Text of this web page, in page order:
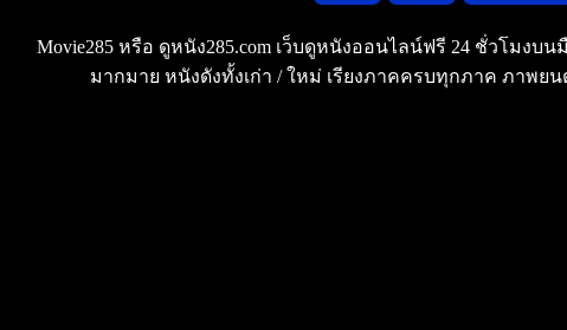
Movie285 หรือ ดูหนัง285.com เว็บดูหนังออนไลน์ฟรี 24 ชั่วโมงบ
มากมาย หนังดังทั้งเก่า / ใหม่ เรียงภาคครบทุกภาค ภาพยนต